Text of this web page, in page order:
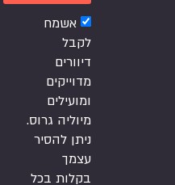
אשמח
דיוורים
מדוייקים
ומועילים
מיוליה גרוס.
ניתן להסיר
בקלות בכל